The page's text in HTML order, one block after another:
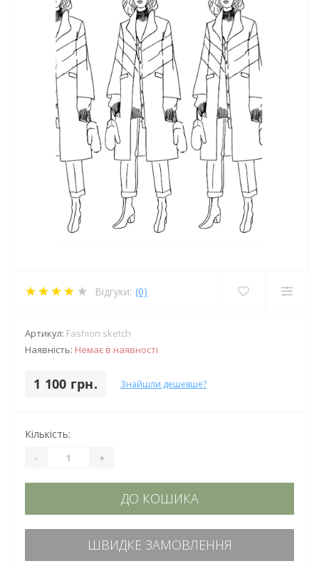
Відгуки: (0)
Артикул: Fashion sketch
Наявність: Немає в наявності
1 100 грн. Знайшли дешевше?
Кількість:
- +
ДО КОШИКА
ШВИДКЕ ЗАМОВЛЕННЯ